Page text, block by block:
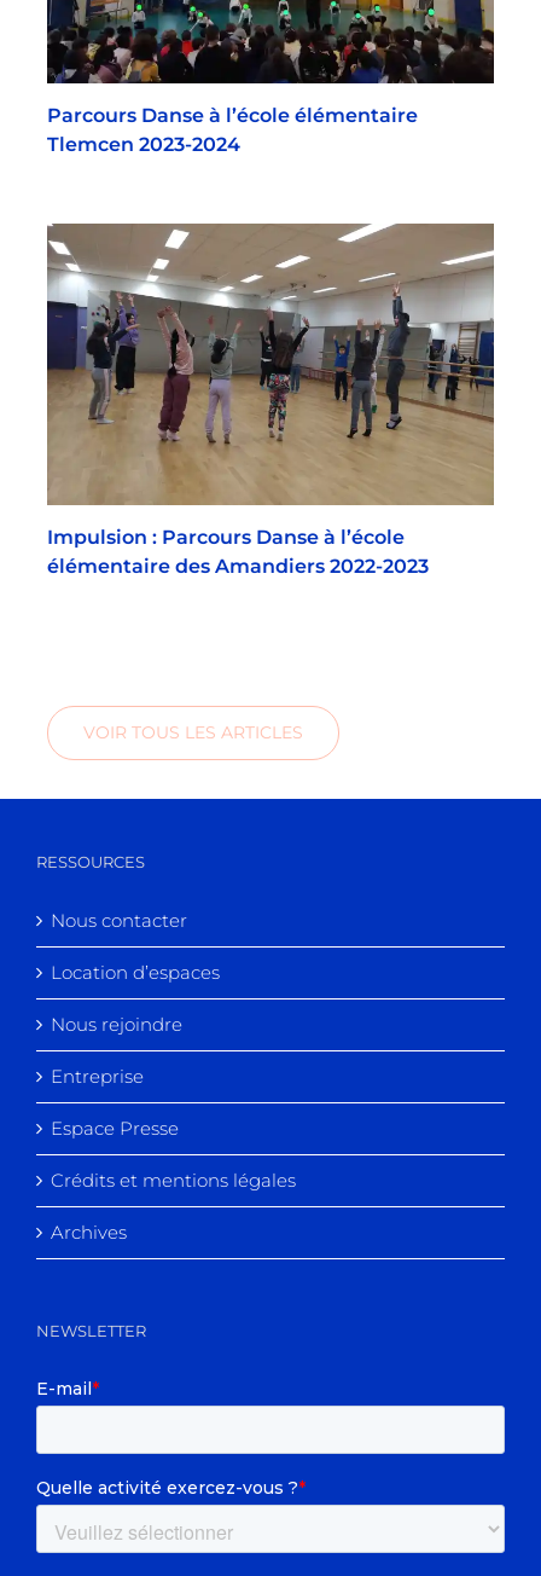
Parcours Danse à l’école élémentaire
Tlemcen 2023-2024
Impulsion : Parcours Danse à l’école
élémentaire des Amandiers 2022-2023
VOIR TOUS LES ARTICLES
RESSOURCES
Nous contacter
Location d’espaces
Nous rejoindre
Entreprise
Espace Presse
Crédits et mentions légales
Archives
NEWSLETTER